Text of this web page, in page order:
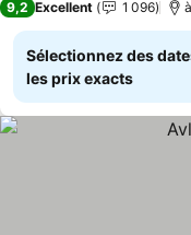
9,2 Excellent 1 096
Sélectionnez des
les prix exacts